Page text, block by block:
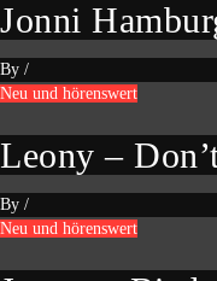
Jonni
By /
Neu und hörenswert
Leony –
By /
Neu und hörenswert